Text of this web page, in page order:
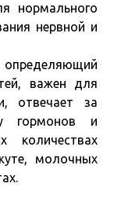
нормального
нервной и
важен для
отвечает за
гормонов и
количествах
молочных